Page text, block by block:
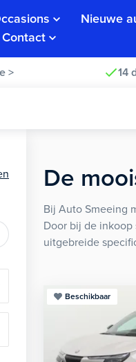
Nieuwe
Contact
> 14
De
Bij Auto Smeeing
Door bij de
uitgebreide
Beschikbaar